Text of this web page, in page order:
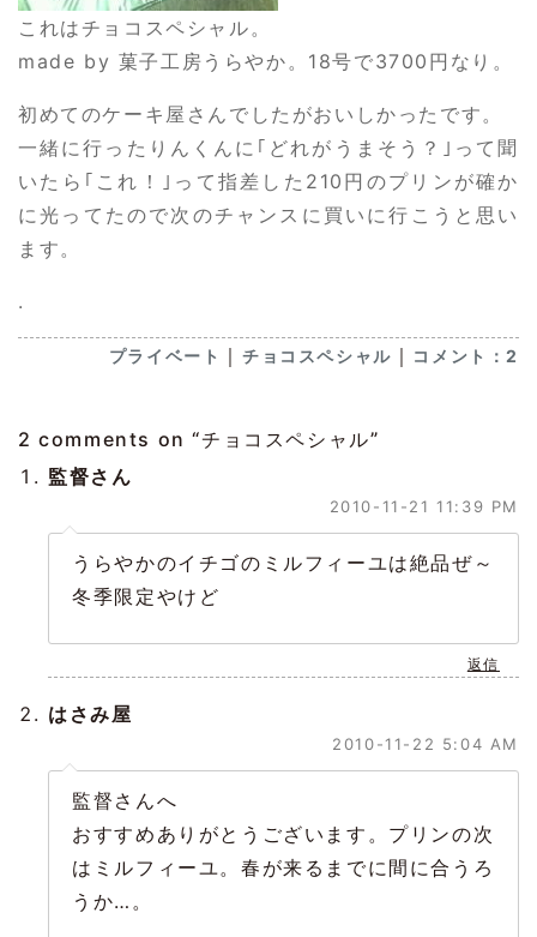
これはチョコスペシャル。
made by 菓子工房うらやか。18号で3700円なり。
初めてのケーキ屋さんでしたがおいしかったです。
一緒に行ったりんくんに｢どれがうまそう？｣って聞
いたら｢これ！｣って指差した210円のプリンが確か
に光ってたので次のチャンスに買いに行こうと思い
ます。
.
プライベート ｜ チョコスペシャル ｜ コメント：2
2 comments on “チョコスペシャル”
監督さん
2010-11-21 11:39 PM
うらやかのイチゴのミルフィーユは絶品ぜ～
冬季限定やけど
返信
はさみ屋
2010-11-22 5:04 AM
監督さんへ
おすすめありがとうございます。プリンの次
はミルフィーユ。春が来るまでに間に合うろ
うか…。